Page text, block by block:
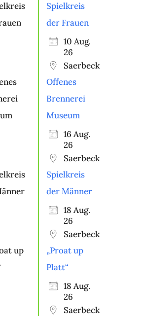
Spielkreis
der Frauen
10 Aug.
26
Saerbeck
Offenes
Brennerei
Museum
16 Aug.
26
Saerbeck
Spielkreis
der Männer
18 Aug.
26
Saerbeck
„Proat up
Platt“
18 Aug.
26
Saerbeck